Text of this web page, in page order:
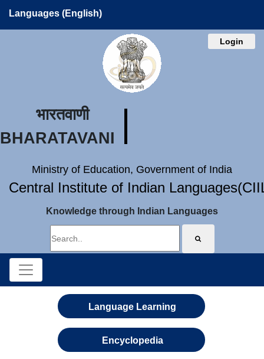
Languages (English)
Login
भारतवाणी
BHARATAVANI
Ministry of Education, Government of India
Central Institute of Indian
Knowledge through Indian Languages
Language Learning
Encyclopedia